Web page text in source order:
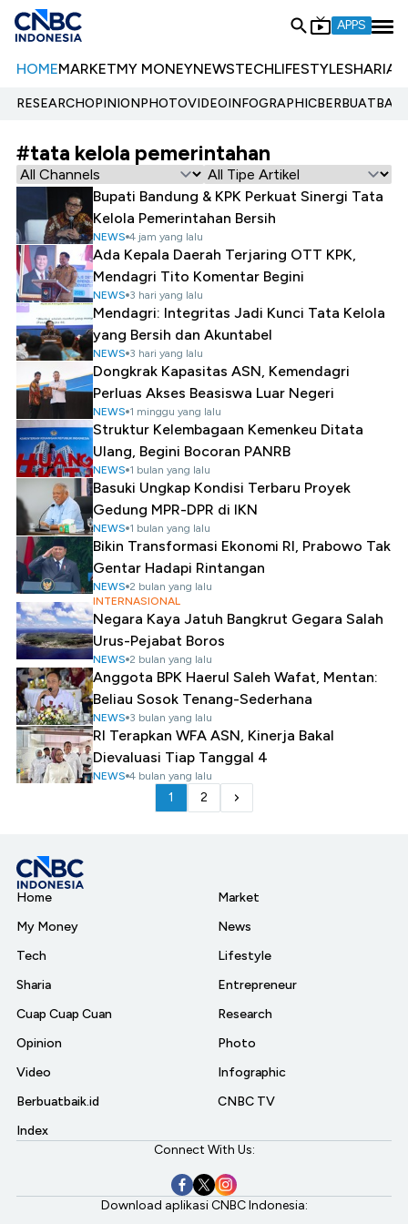
APPS
HOMEMARKETMY MONEYNEWSTECHLIFESTYLESHARIA
RESEARCHOPINIONPHOTOVIDEOINFOGRAPHIC
#tata kelola pemerintahan
Bupati Bandung & KPK Perkuat Sinergi Tata
Kelola Pemerintahan Bersih
NEWS 4 jam yang lalu
Ada Kepala Daerah Terjaring OTT KPK,
Mendagri Tito Komentar Begini
NEWS 3 hari yang lalu
Mendagri: Integritas Jadi Kunci Tata Kelola
yang Bersih dan Akuntabel
NEWS 3 hari yang lalu
Dongkrak Kapasitas ASN, Kemendagri
Perluas Akses Beasiswa Luar Negeri
NEWS 1 minggu yang lalu
Struktur Kelembagaan Kemenkeu Ditata
Ulang, Begini Bocoran PANRB
NEWS 1 bulan yang lalu
Basuki Ungkap Kondisi Terbaru Proyek
Gedung MPR-DPR di IKN
NEWS 1 bulan yang lalu
Bikin Transformasi Ekonomi RI, Prabowo Tak
Gentar Hadapi Rintangan
NEWS 2 bulan yang lalu
INTERNASIONAL
Negara Kaya Jatuh Bangkrut Gegara Salah
Urus-Pejabat Boros
NEWS 2 bulan yang lalu
Anggota BPK Haerul Saleh Wafat, Mentan:
Beliau Sosok Tenang-Sederhana
NEWS 3 bulan yang lalu
RI Terapkan WFA ASN, Kinerja Bakal
Dievaluasi Tiap Tanggal 4
NEWS 4 bulan yang lalu
1 2
Home
My Money
Tech
Sharia
Cuap Cuap Cuan
Opinion
Video
Berbuatbaik.id
Index
Market
News
Lifestyle
Entrepreneur
Research
Photo
Infographic
CNBC TV
Connect With Us:
Download aplikasi CNBC Indonesia: